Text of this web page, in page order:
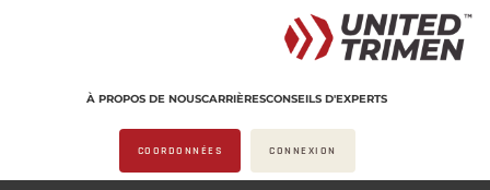
À PROPOS DE NOUSCARRIÈRESCONSEILS D'EXPERTS
COORDONNÉES CONNEXION